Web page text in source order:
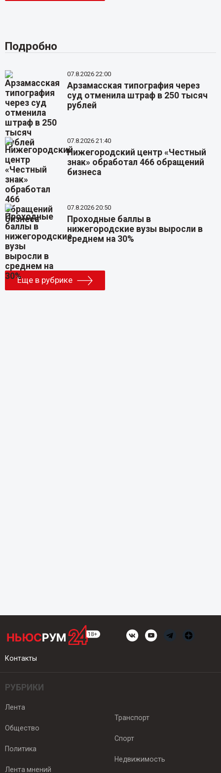
Подробно
07.8.2026 22:00
Арзамасская типография через
суд отменила штраф в 250 тысяч
рублей
07.8.2026 21:40
Нижегородский центр «Честный
знак» обработал 466 обращений
бизнеса
07.8.2026 20:50
Проходные баллы в
нижегородские вузы выросли в
среднем на 30%
Еще в рубрике
Контакты
РУБРИКИ
Лента
Общество
Политика
Лента мнений
Транспорт
Спорт
Недвижимость